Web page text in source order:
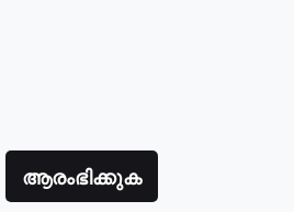
ആരംഭിക്കുക